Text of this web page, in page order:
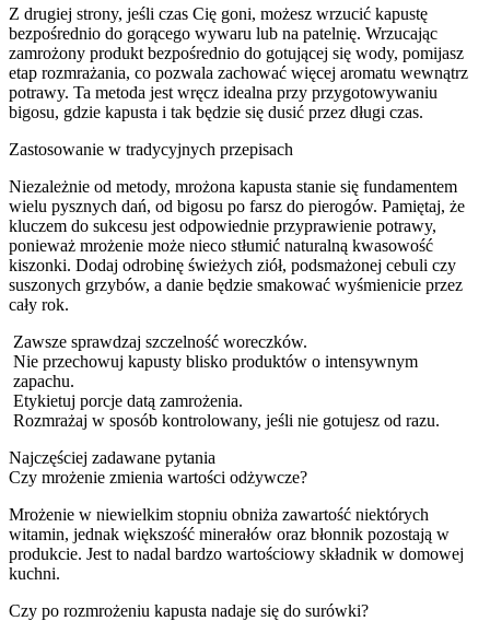
Z drugiej strony, jeśli czas Cię goni, możesz wrzucić kapustę
bezpośrednio do gorącego wywaru lub na patelnię. Wrzucając
zamrożony produkt bezpośrednio do gotującej się wody, pomijasz
etap rozmrażania, co pozwala zachować więcej aromatu wewnątrz
potrawy. Ta metoda jest wręcz idealna przy przygotowywaniu
bigosu, gdzie kapusta i tak będzie się dusić przez długi czas.
Zastosowanie w tradycyjnych przepisach
Niezależnie od metody, mrożona kapusta stanie się fundamentem
wielu pysznych dań, od bigosu po farsz do pierogów. Pamiętaj, że
kluczem do sukcesu jest odpowiednie przyprawienie potrawy,
ponieważ mrożenie może nieco stłumić naturalną kwasowość
kiszonki. Dodaj odrobinę świeżych ziół, podsmażonej cebuli czy
suszonych grzybów, a danie będzie smakować wyśmienicie przez
cały rok.
Zawsze sprawdzaj szczelność woreczków.
Nie przechowuj kapusty blisko produktów o intensywnym
zapachu.
Etykietuj porcje datą zamrożenia.
Rozmrażaj w sposób kontrolowany, jeśli nie gotujesz od razu.
Najczęściej zadawane pytania
Czy mrożenie zmienia wartości odżywcze?
Mrożenie w niewielkim stopniu obniża zawartość niektórych
witamin, jednak większość minerałów oraz błonnik pozostają w
produkcie. Jest to nadal bardzo wartościowy składnik w domowej
kuchni.
Czy po rozmrożeniu kapusta nadaje się do surówki?